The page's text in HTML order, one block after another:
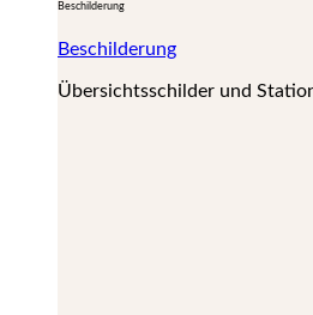
Beschilderung
Beschilderung
Übersichtsschilder und